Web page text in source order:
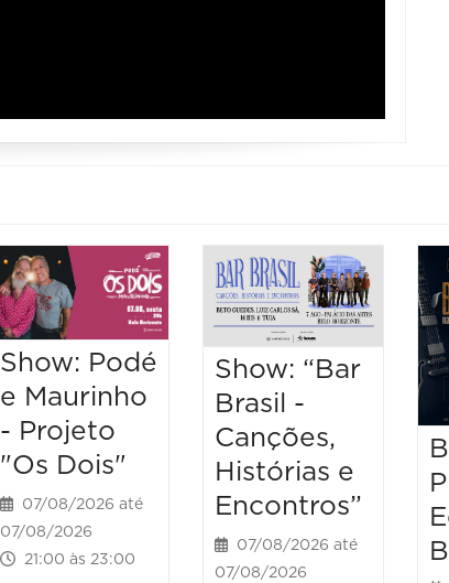
Show: Podé
e Maurinho
- Projeto
"Os Dois"
07/08/2026 até
07/08/2026
21:00 às 23:00
Show: “Bar
Brasil -
Canções,
Histórias e
Encontros”
07/08/2026 até
07/08/2026